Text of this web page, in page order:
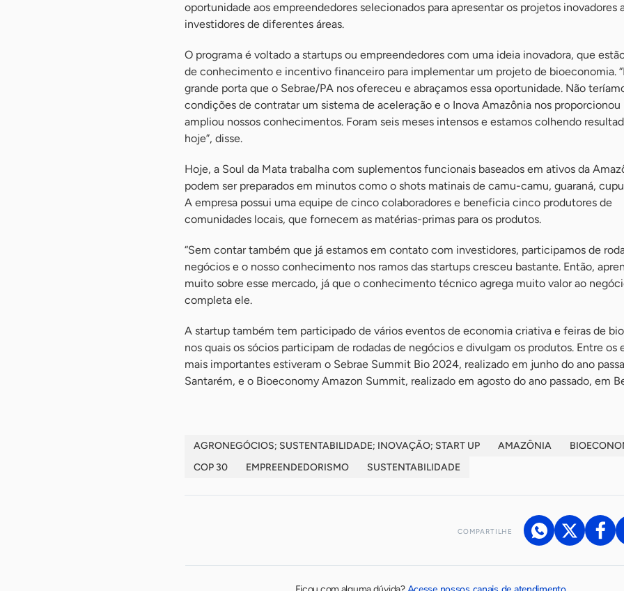
oportunidade aos empreendedores selecionados para apresentar os projetos inovadores
investidores de diferentes áreas.
O programa é voltado a startups ou empreendedores com uma ideia inovadora, que
de conhecimento e incentivo financeiro para implementar um projeto de bioeconomia.
grande porta que o Sebrae/PA nos ofereceu e abraçamos essa oportunidade. Não
condições de contratar um sistema de aceleração e o Inova Amazônia nos proporcionou
ampliou nossos conhecimentos. Foram seis meses intensos e estamos colhendo
hoje”, disse.
Hoje, a Soul da Mata trabalha com suplementos funcionais baseados em ativos da
podem ser preparados em minutos como o shots matinais de camu-camu, guaraná,
A empresa possui uma equipe de cinco colaboradores e beneficia cinco produtores de
comunidades locais, que fornecem as matérias-primas para os produtos.
“Sem contar também que já estamos em contato com investidores, participamos de
negócios e o nosso conhecimento nos ramos das startups cresceu bastante. Então,
muito sobre esse mercado, já que o conhecimento técnico agrega muito valor ao
completa ele.
A startup também tem participado de vários eventos de economia criativa e feiras de
nos quais os sócios participam de rodadas de negócios e divulgam os produtos. Entre os
mais importantes estiveram o Sebrae Summit Bio 2024, realizado em junho do ano
Santarém, e o Bioeconomy Amazon Summit, realizado em agosto do ano passado, em
AGRONEGÓCIOS; SUSTENTABILIDADE; INOVAÇÃO; START UP AMAZÔNIA
COP 30
EMPREENDEDORISMO SUSTENTABILIDADE
COMPARTILHE